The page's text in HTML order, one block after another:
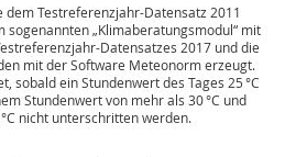
dem Testreferenzjahr-Datensatz 2011
sogenannten „Klimaberatungsmodul“ mit
Datensatzes 2017 und die
mit der Software Meteonorm erzeugt.
sobald ein Stundenwert des Tages 25 °C
Stundenwert von mehr als 30 °C und
nicht unterschritten werden.